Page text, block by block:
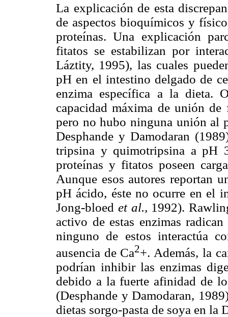
La explicación de esta
de aspectos bioquímicos y
proteínas. Una explicación
fitatos se estabilizan por
Láztity, 1995), las cuales
pH en el intestino delgado de
enzima específica a la dieta.
capacidad máxima de unión
pero no hubo ninguna unión al
Desphande y Damodaran
tripsina y quimotripsina a pH
proteínas y fitatos poseen
Aunque esos autores reportan
pH ácido, éste no ocurre en el
Jong-bloed et al., 1992).
activo de estas enzimas
ninguno de estos interactúa
ausencia de Ca2+. Además, la
podrían inhibir las enzimas
debido a la fuerte afinidad de
(Desphande y Damodaran,
dietas sorgo-pasta de soya en